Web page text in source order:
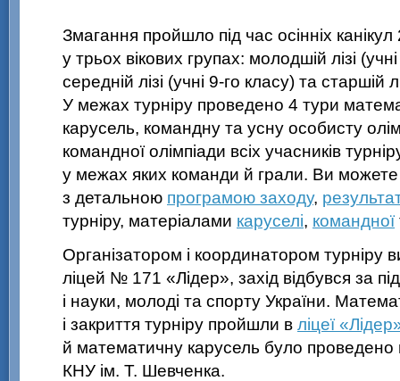
Змагання пройшло під час осінніх канікул
у трьох вікових групах: молодшій лізі
середній лізі (учні 9-го класу) та старшій
У межах турніру проведено 4 тури
карусель, командну та усну особисту
командної олімпіади всіх учасників
у межах яких команди й грали. Ви
з детальною програмою заходу,
турніру, матеріалами каруселі, командної
Організатором і координатором турніру
ліцей № 171 «Лідер», захід відбувся за
і науки, молоді та спорту України.
і закриття турніру пройшли в ліцеї
й математичну карусель було
КНУ ім. Т. Шевченка.